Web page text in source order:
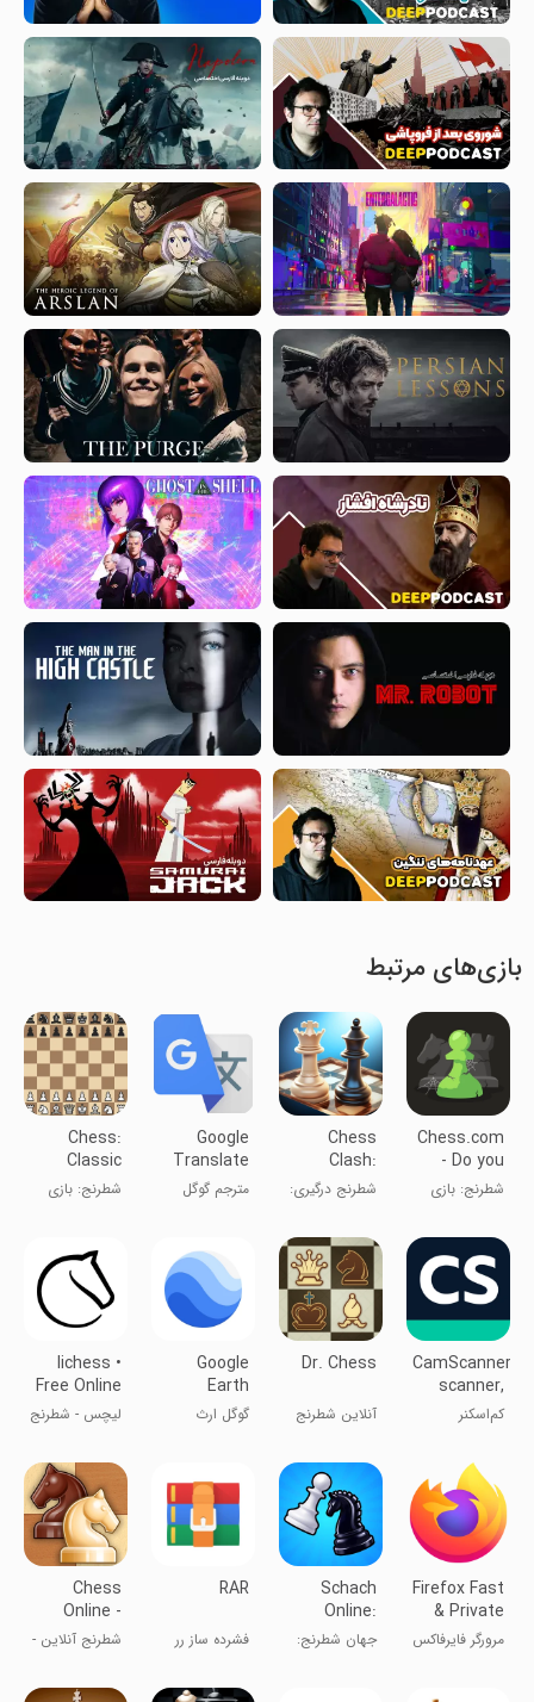
بازی‌های مرتبط
Chess.com
- Do you
miss us?
شطرنج: بازی
Chess
Clash:
Online &
Offline
شطرنج درگیری:
Google
Translate
مترجم گوگل
Chess:
Classic
Board
Game
شطرنج: بازی
CamScanner-
scanner,
PDF maker
کم‌اسکنر
Dr. Chess
آنلاین شطرنج
Google
Earth
گوگل ارث
lichess •
Free Online
Chess
لیچس - شطرنج
Firefox Fast
& Private
Browser
مرورگر فایرفاکس
Schach
Online:
Chess
Universe
جهان شطرنج:
RAR
فشرده ساز رر
Chess
Online -
Clash of
Kings
شطرنج آنلاین -